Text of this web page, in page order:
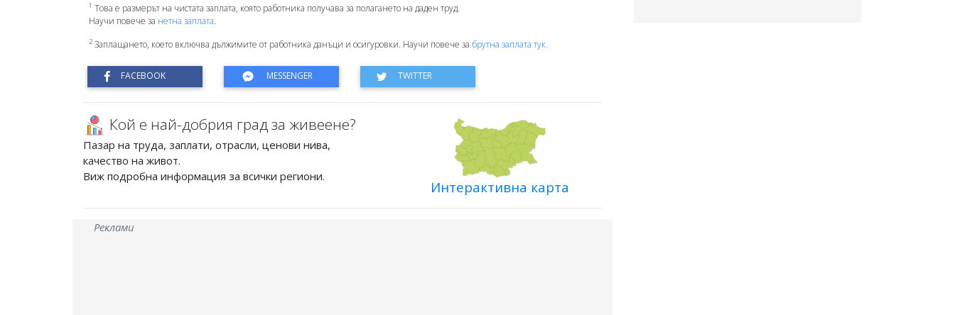
1 Това е размерът на чистата заплата, която работника получава за полагането на даден труд.
Научи повече за нетна заплата.
2Заплащането, което включва дължимите от работника данъци и осигуровки. Научи повече за брутна заплата тук.
Кой е най-добрия град за живеене?
Пазар на труда, заплати, отрасли, ценови нива,
качество на живот.
Виж подробна информация за всички региони.
Интерактивна карта
Реклами